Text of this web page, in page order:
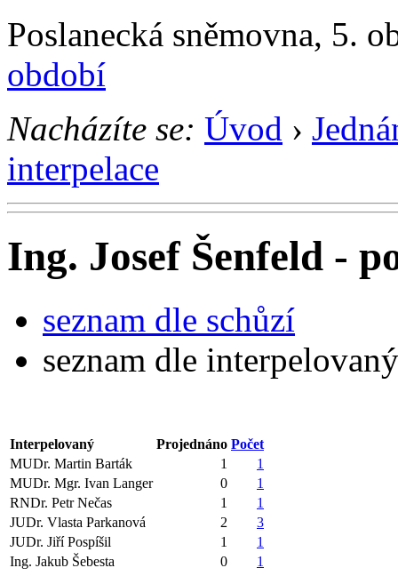
Poslanecká sněmovna, 5.
období
Nacházíte se: Úvod ›
interpelace
Ing. Josef Šenfeld -
seznam dle schůzí
seznam dle
Interpelovaný Projednáno Počet
MUDr. Martin Barták
1
1
MUDr. Mgr. Ivan Langer
0
1
RNDr. Petr Nečas
1
1
JUDr. Vlasta Parkanová
2
3
JUDr. Jiří Pospíšil
1
1
Ing. Jakub Šebesta
0 1